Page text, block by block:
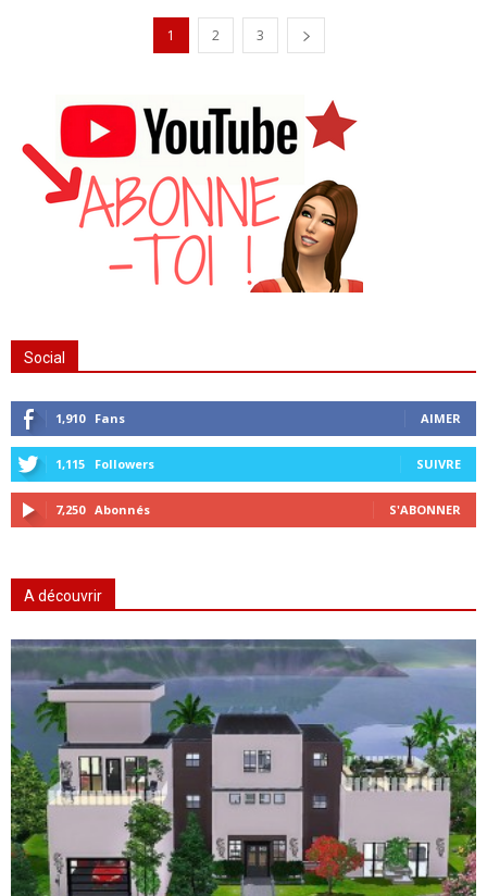
1 2 3
Social
1,910 Fans AIMER
1,115 Followers SUIVRE
7,250 Abonnés S'ABONNER
A découvrir